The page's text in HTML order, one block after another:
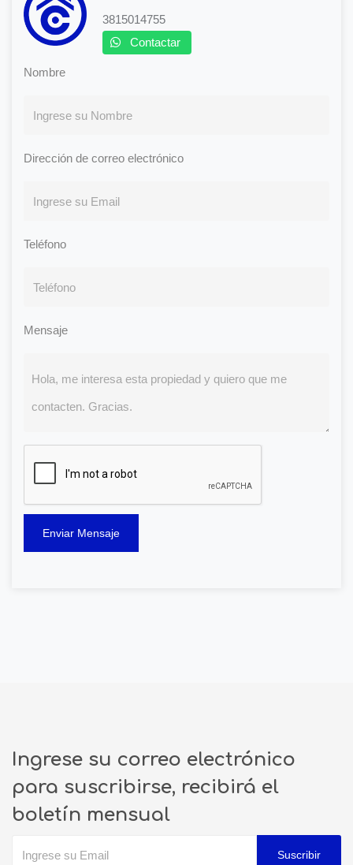
3815014755
Contactar
Nombre
Dirección de correo electrónico
Teléfono
Mensaje
Enviar Mensaje
Ingrese su correo electrónico
para suscribirse, recibirá el
boletín mensual
Suscribir